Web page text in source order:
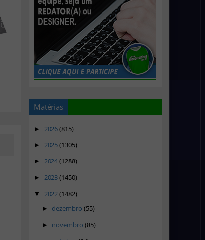
Matérias
► 2026(815)
► 2025(1305)
► 2024(1288)
► 2023(1450)
▼ 2022(1482)
► dezembro (55)
► novembro (85)